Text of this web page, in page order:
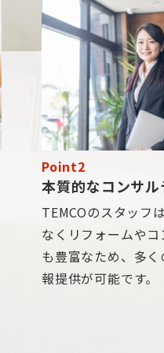
Point2
本質的なコンサ
TEMCOのスタッフ
なくリフォームや
も豊富なため、多
報提供が可能です。